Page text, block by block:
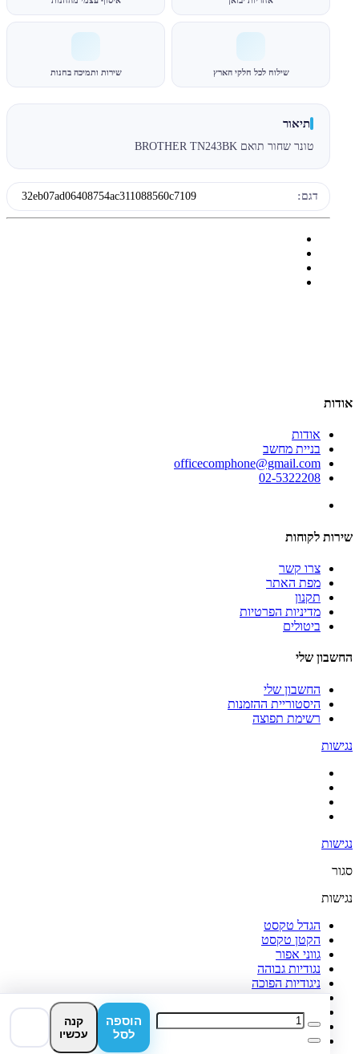
שילוח לכל חלקי הארץ שירות ותמיכה בחנות
הוספה
לסל
קנה
עכשיו
תיאור
טונר שחור תואם BROTHER TN243BK
דגם: 32eb07ad06408754ac311088560c7109
אודות
אודות
בניית מחשב
officecomphone@gmail.com
02-5322208
שירות לקוחות
צרו קשר
מפת האתר
תקנון
מדיניות הפרטיות
ביטולים
החשבון שלי
החשבון שלי
היסטוריית ההזמנות
רשימת תפוצה
נגישות
נגישות
סגור
נגישות
הגדל טקסט
הקטן טקסט
גווני אפור
נגודיות גבוהה
ניגודיות הפוכה
רקע בהיר
הדגשת קישורים
פונט קריא
איפוס